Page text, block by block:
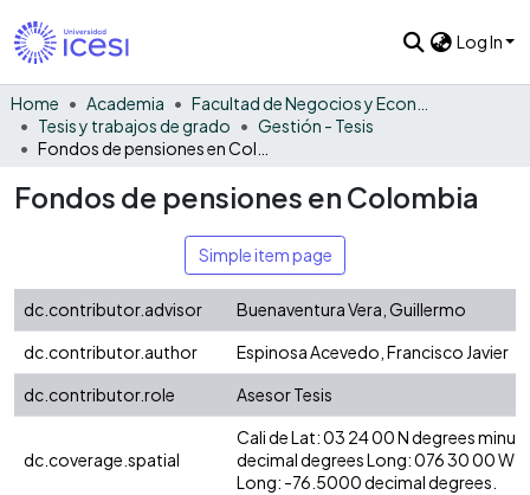
Log In
Home Academia
Tesis y trabajos de grado
Gestión - Tesis
Fondos de pensiones en Colombia
Simple item page
dc.contributor.advisor
Buenaventura Vera, Guillermo
dc.contributor.author
Espinosa Acevedo, Francisco Javier
dc.contributor.role
Asesor Tesis
dc.coverage.spatial
Cali de Lat: 03 24 00 N degrees
decimal degrees Long: 076 30 00 W
Long: -76.5000 decimal degrees.